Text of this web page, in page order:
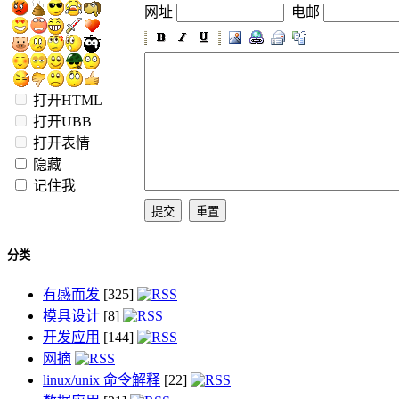
打开HTML
打开UBB
打开表情
隐藏
记住我
网址 电邮
分类
有感而发 [325]
模具设计 [8]
开发应用 [144]
网摘
linux/unix 命令解释 [22]